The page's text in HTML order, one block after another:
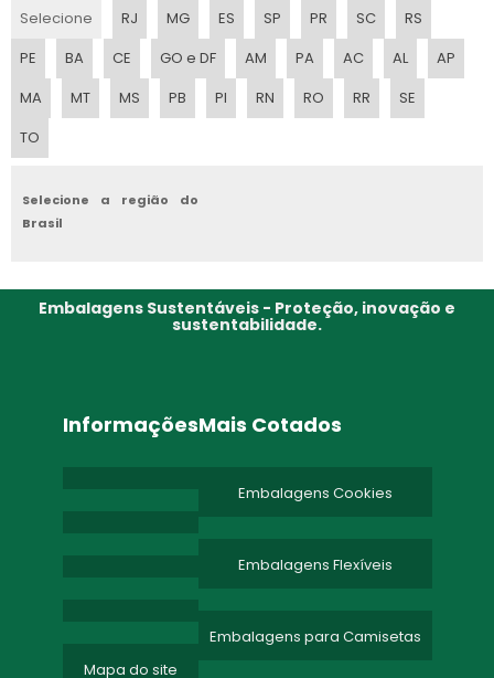
FABRICA DE EMBALAGEM PLASTICA
INDUSTRIA EMBALAGEM
INDUSTRIAS EMBALAGENS
COMERCIAL EMBALAGENS FLEXIVEIS
Selecione RJ MG ES SP PR SC
RS
PE
BA CE GO e DF AM PA AC AL
AP
MA
MT MS PB PI RN RO RR
SE
TO
Selecione a região do
Brasil
Embalagens Sustentáveis - Proteção, inovação e
sustentabilidade.
Informações
Mapa do site
Mais Cotados
Embalagens Cookies
Embalagens Flexíveis
Embalagens para Camisetas